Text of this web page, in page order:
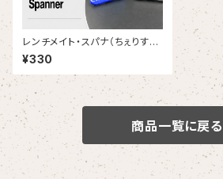
レンチメイト・スパナ（ちぇりすく
らふと/チェリスクラフト）
¥330
商品一覧に戻る